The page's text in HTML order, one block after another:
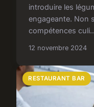
introduire les
engageante. Non
compétences
12 novembre 2024
RESTAURANT BAR